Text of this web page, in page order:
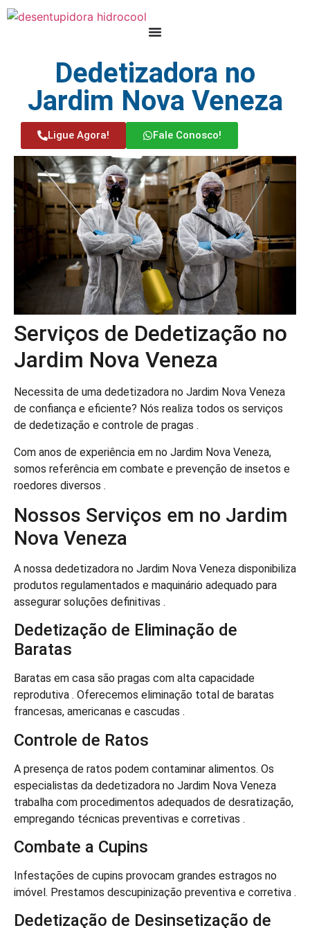
Dedetizadora no
Jardim Nova Veneza
Ligue Agora! Fale Conosco!
Serviços de Dedetização no
Jardim Nova Veneza
Necessita de uma dedetizadora no Jardim Nova Veneza
de confiança e eficiente? Nós realiza todos os serviços
de dedetização e controle de pragas .
Com anos de experiência em no Jardim Nova Veneza,
somos referência em combate e prevenção de insetos e
roedores diversos .
Nossos Serviços em no Jardim
Nova Veneza
A nossa dedetizadora no Jardim Nova Veneza disponibiliza
produtos regulamentados e maquinário adequado para
assegurar soluções definitivas .
Dedetização de Eliminação de
Baratas
Baratas em casa são pragas com alta capacidade
reprodutiva . Oferecemos eliminação total de baratas
francesas, americanas e cascudas .
Controle de Ratos
A presença de ratos podem contaminar alimentos. Os
especialistas da dedetizadora no Jardim Nova Veneza
trabalha com procedimentos adequados de desratização,
empregando técnicas preventivas e corretivas .
Combate a Cupins
Infestações de cupins provocam grandes estragos no
imóvel. Prestamos descupinização preventiva e corretiva .
Dedetização de Desinsetização de